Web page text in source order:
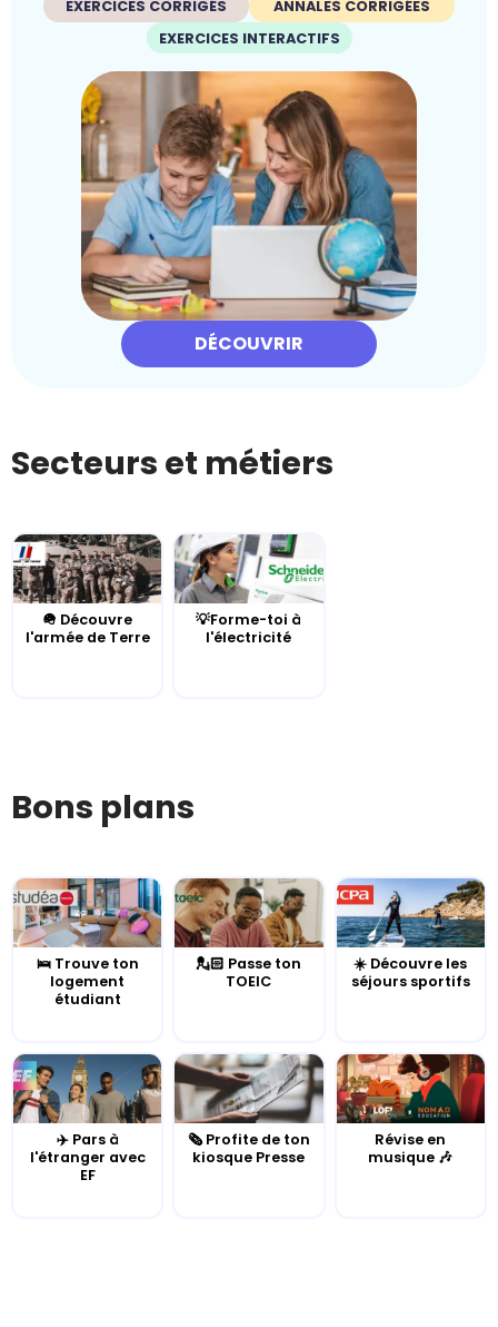
EXERCICES CORRIGÉS
ANNALES CORRIGÉES
EXERCICES INTERACTIFS
DÉCOUVRIR
Secteurs et métiers
🪖 Découvre
l'armée de Terre
💡Forme-toi à
l'électricité
Bons plans
🛌 Trouve ton
logement
étudiant
💂🏻 Passe ton
TOEIC
☀️ Découvre les
séjours sportifs
✈️ Pars à
l'étranger avec
EF
🗞️ Profite de ton
kiosque Presse
Révise en
musique 🎶